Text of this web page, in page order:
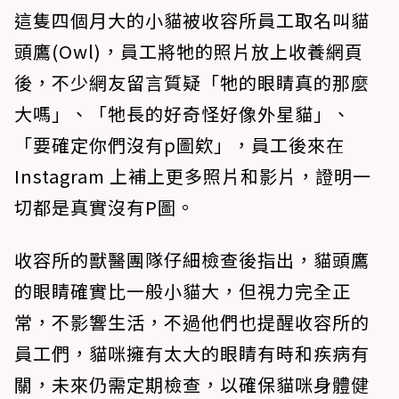
這隻四個月大的小貓被收容所員工取名叫貓
頭鷹(Owl)，員工將牠的照片放上收養網頁
後，不少網友留言質疑「牠的眼睛真的那麼
大嗎」、「牠長的好奇怪好像外星貓」、
「要確定你們沒有p圖欸」，員工後來在
Instagram 上補上更多照片和影片，證明一
切都是真實沒有P圖。
收容所的獸醫團隊仔細檢查後指出，貓頭鷹
的眼睛確實比一般小貓大，但視力完全正
常，不影響生活，不過他們也提醒收容所的
員工們，貓咪擁有太大的眼睛有時和疾病有
關，未來仍需定期檢查，以確保貓咪身體健